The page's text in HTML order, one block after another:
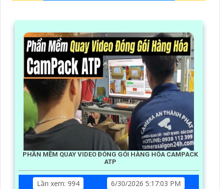
PHẦN MỀM QUAY VIDEO ĐÓNG GÓI HÀNG HÓA CAMPACK
ATP
Lần xem: 994
6/30/2026 5:17:03 PM